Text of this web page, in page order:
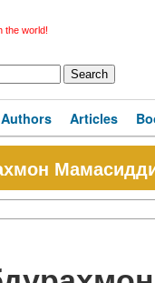
the world!
Authors Articles